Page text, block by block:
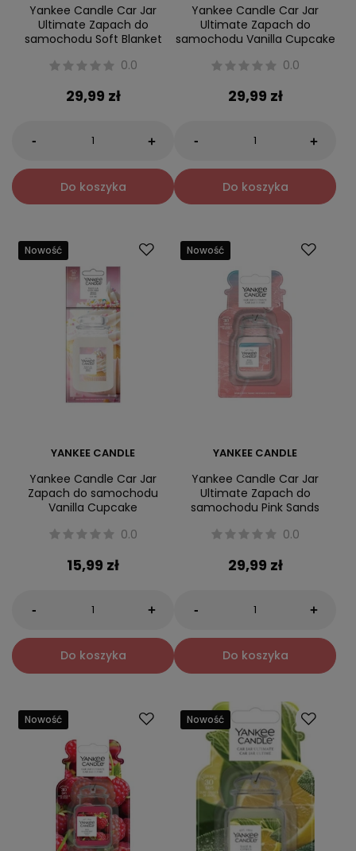
Yankee Candle Car Jar
Ultimate Zapach do
samochodu Soft Blanket
0.0
29,99 zł
- +
Do koszyka
Yankee Candle Car Jar
Ultimate Zapach do
samochodu Vanilla Cupcake
0.0
29,99 zł
- +
Do koszyka
Nowość
YANKEE CANDLE
Yankee Candle Car Jar
Zapach do samochodu
Vanilla Cupcake
0.0
15,99 zł
- +
Do koszyka
Nowość
YANKEE CANDLE
Yankee Candle Car Jar
Ultimate Zapach do
samochodu Pink Sands
0.0
29,99 zł
- +
Do koszyka
Nowość Nowość